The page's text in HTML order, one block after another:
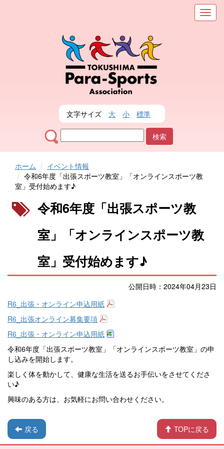
メ
ニ
文字サイズ 大 小 標準
ホーム
イベント情報
令和6年度「出張スポーツ教室」「オンラインスポーツ教
室」受付始めます♪
令和6年度「出張スポーツ教
室」「オンラインスポーツ教
室」受付始めます♪
公開日時：2024年04月23日
R6_出張・オンライン申込用紙
R6_出張オンライン募集要項
R6_出張・オンライン申込用紙
令和6年度「出張スポーツ教室」「オンラインスポーツ教室」の申
し込みを開始します。
楽しく体を動かして、健康な生活を送るお手伝いをさせてくださ
い♪
興味のある方は、お気軽にお問い合わせください。
戻る TOPに戻る